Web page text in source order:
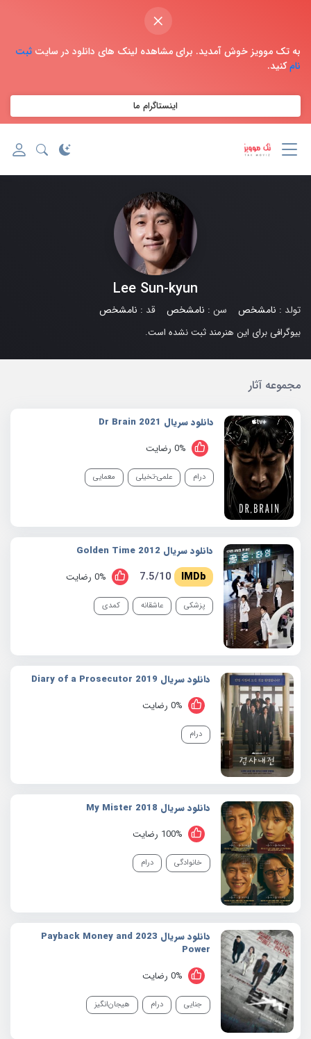
×
به تک موویز خوش آمدید. برای مشاهده لینک های دانلود در سایت ثبت
نامکنید.
اینستاگرام ما
Lee Sun-kyun
تولد : نامشخص سن : نامشخص قد : نامشخص
بیوگرافی برای این هنرمند ثبت نشده است.
مجموعه آثار
دانلود سریال 2021 Dr Brain
0% رضایت
درام علمی-تخیلی معمایی
دانلود سریال 2012 Golden Time
7.5/10 0% رضایت
پزشکی عاشقانه کمدی
دانلود سریال 2019 Diary of a Prosecutor
0% رضایت
درام
دانلود سریال 2018 My Mister
100% رضایت
خانوادگی درام
دانلود سریال 2023 Payback Money and
Power
0% رضایت
جنایی درام هیجان‌انگیز